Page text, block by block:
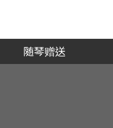
随琴赠送